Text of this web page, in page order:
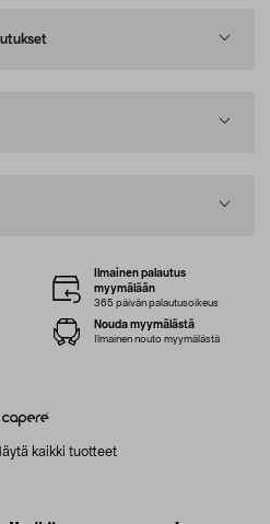
kaikki tuotteet
Ilmainen palautus
myymälään
365 päivän palautusoikeus
Nouda myymälästä
Ilmainen nouto myymälästä